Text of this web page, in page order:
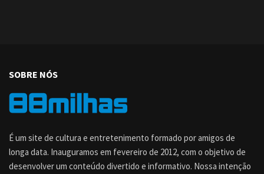
SOBRE NÓS
É um site de cultura e entretenimento formado por amigos de
longa data. Inauguramos em fevereiro de 2012, com o objetivo de
desenvolver um conteúdo divertido e informativo. Nossa intenção